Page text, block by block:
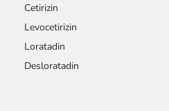
Cetirizin
Levocetirizin
Loratadin
Desloratadin